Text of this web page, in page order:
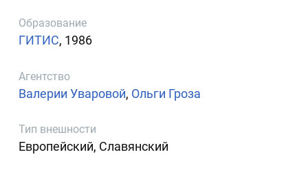
Образование
ГИТИС, 1986
Агентство
Валерии Уваровой, Ольги Гроза
Тип внешности
Европейский, Славянский